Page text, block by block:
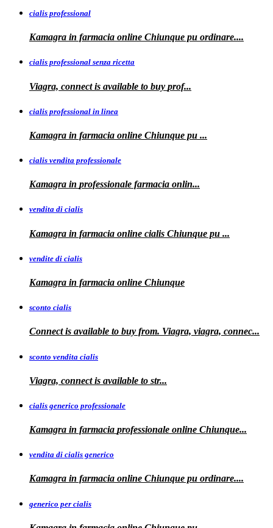
cialis professional
Kamagra in farmacia online Chiunque pu ordinare....
cialis professional senza ricetta
Viagra, connect is available to buy prof...
cialis professional in linea
Kamagra in farmacia online Chiunque pu ...
cialis vendita professionale
Kamagra in professionale farmacia onlin...
vendita di cialis
Kamagra in farmacia online cialis Chiunque pu ...
vendite di cialis
Kamagra in farmacia online Chiunque
sconto cialis
Connect is available to buy from. Viagra, viagra, connec...
sconto vendita cialis
Viagra, connect is available to str...
cialis generico professionale
Kamagra in farmacia professionale online Chiunque...
vendita di cialis generico
Kamagra in farmacia online Chiunque pu ordinare....
generico per cialis